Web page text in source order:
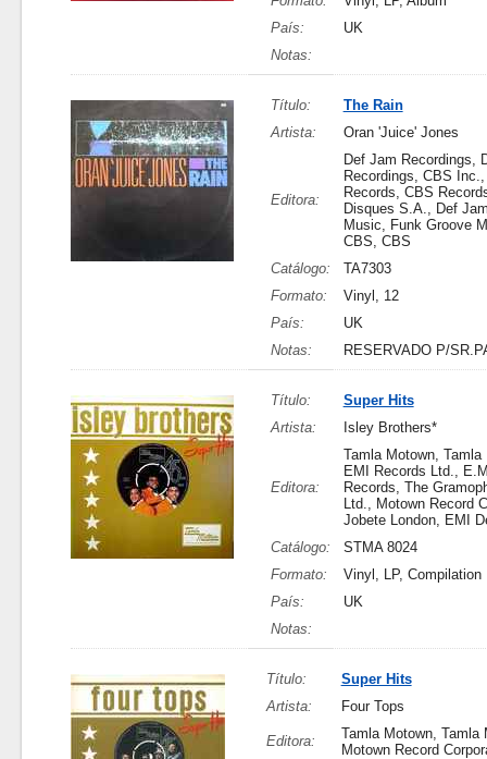
País:
UK
Notas:
Título:
The Rain
Artista:
Oran 'Juice' Jones
Editora:
Def Jam Recordings,
Recordings, CBS
Records, CBS
Disques S.A., Def
Music, Funk Groove
CBS, CBS
Catálogo:
TA7303
Formato:
Vinyl, 12
País:
UK
Notas:
RESERVADO P/
Título:
Super Hits
Artista:
Isley Brothers*
Editora:
Tamla Motown, Tamla
EMI Records Ltd.,
Records, The
Ltd., Motown Record
Jobete London, EMI
Catálogo:
STMA 8024
Formato:
Vinyl, LP, Compilation
País:
UK
Notas:
Título:
Super Hits
Artista:
Four Tops
Editora:
Tamla Motown, Tamla
Motown Record